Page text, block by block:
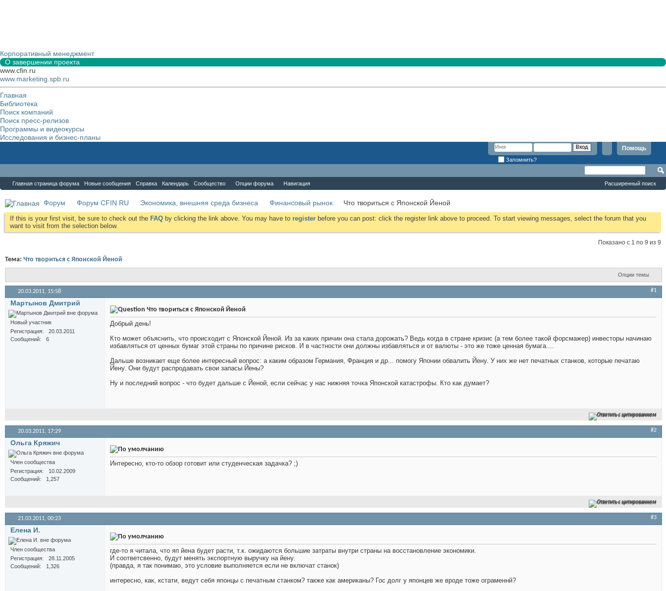
Корпоративный менеджмент
О завершении проекта
www.cfin.ru
www.marketing.spb.ru
Главная
Библиотека
Поиск компаний
Поиск пресс-релизов
Программы и видеокурсы
Исследования и бизнес-планы
Помощь
Запомнить?
Главная страница форума Новые сообщения Справка Календарь Сообщество Опции форума Навигация Расширенный поиск
Форум Форум CFIN.RU Экономика, внешняя среда бизнеса Финансовый рынок Что твориться с Японской Йеной
If this is your first visit, be sure to check out the FAQ by clicking the link above. You may have to register before you can post: click the register link above to proceed. To start viewing messages, select the forum that you
want to visit from the selection below.
Показано с 1 по 9 из 9
Тема: Что твориться с Японской Йеной
Опции темы
20.03.2011, 15:58 #1
Мартынов Дмитрий
Новый участник
Регистрация
20.03.2011
Сообщений
6
Что твориться с Японской Йеной
Добрый день!
Кто может объяснить, что происходит с Японской Йеной. Из за каких причин она стала дорожать? Ведь когда в стране кризис (а тем более такой форсмажер) инвесторы начинаю
избавляться от ценных бумаг этой страны по причине рисков. И в частности они должны избавляться и от валюты - это же тоже ценная бумага....
Дальше возникает еще более интересный вопрос: а каким образом Германия, Франция и др... помогу Японии обвалить Йену. У них же нет печатных станков, которые печатаю
Йену. Они будут распродавать свои запасы Йены?
Ну и последний вопрос - что будет дальше с Йеной, если сейчас у нас нижняя точка Японской катастрофы. Кто как думает?
Ответить с цитированием
20.03.2011, 17:29 #2
Ольга Кряжич
Член сообщества
Регистрация
10.02.2009
Сообщений
1,257
Интересно, кто-то обзор готовит или студенческая задачка? ;)
Ответить с цитированием
21.03.2011, 00:23 #3
Елена И.
Член сообщества
Регистрация
28.11.2005
Сообщений
1,326
где-то я читала, что яп йена будет расти, т.к. ожидаются большие затраты внутри страны на восстановление экономики.
И соответсвенно, будут менять экспортную выручку на йену.
(правда, я так понимаю, это условие выполняется если не включат станок)
интересно, как, кстати, ведут себя японцы с печатным станком? также как американы? Гос долг у японцев же вроде тоже ограменнй?